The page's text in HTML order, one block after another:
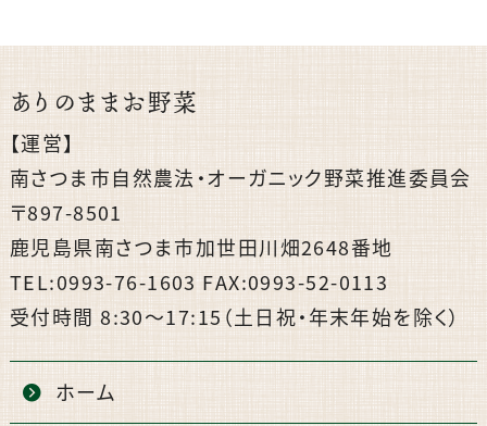
ありのままお野菜
【運営】
南さつま市自然農法・オーガニック野菜推進委員会
〒897-8501
鹿児島県南さつま市加世田川畑2648番地
TEL:0993-76-1603 FAX:0993-52-0113
受付時間 8:30〜17:15（土日祝・年末年始を除く）
ホーム